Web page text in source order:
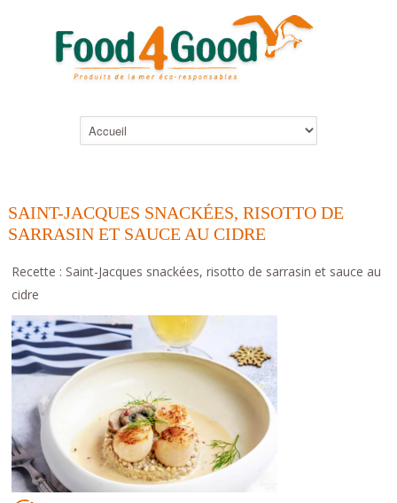
SAINT-JACQUES SNACKÉES, RISOTTO DE
SARRASIN ET SAUCE AU CIDRE
Recette : Saint-Jacques snackées, risotto de sarrasin et sauce au
cidre